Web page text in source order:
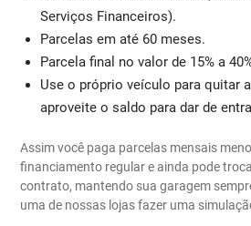
Serviços Financeiros).
Parcelas em até 60 meses.
Parcela final no valor de 15% a
Use o próprio veículo para quitar
aproveite o saldo para dar de
Assim você paga parcelas mensais
financiamento regular e ainda pode
contrato, mantendo sua garagem
uma de nossas lojas fazer uma